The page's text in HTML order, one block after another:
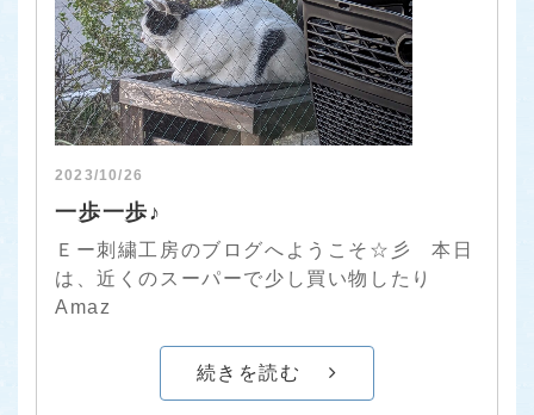
2023/10/26
一歩一歩♪
Ｅー刺繍工房のブログへようこそ☆彡 本日
は、近くのスーパーで少し買い物したり
Amaz
続きを読む